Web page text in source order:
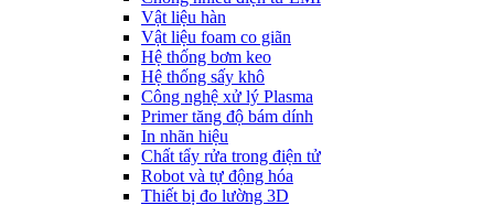
Vật liệu hàn
Vật liệu foam co giãn
Hệ thống bơm keo
Hệ thống sấy khô
Công nghệ xử lý Plasma
Primer tăng độ bám dính
In nhãn hiệu
Chất tẩy rửa trong điện tử
Robot và tự động hóa
Thiết bị đo lường 3D